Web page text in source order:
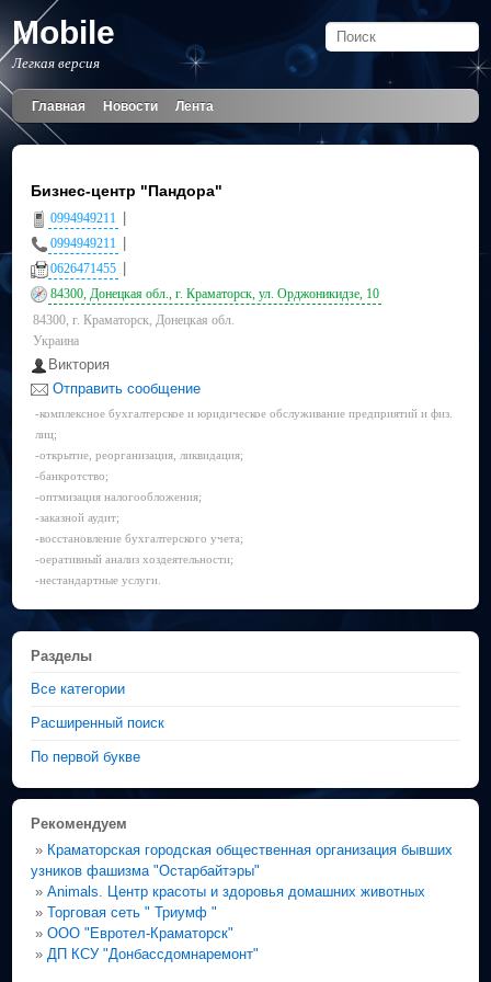
Mobile
Легкая версия
Главная Новости Лента
Бизнес-центр "Пандора"
0994949211
0994949211
0626471455
84300, Донецкая обл., г. Краматорск, ул. Орджоникидзе, 10
84300, г. Краматорск, Донецкая обл.
Украина
Виктория
Отправить сообщение
-комплексное бухгалтерское и юридическое обслуживание предприятий и физ.
лиц;
-открытие, реорганизация, ликвидация;
-банкротство;
-оптмизация налогообложения;
-заказной аудит;
-восстановление бухгалтерского учета;
-оеративный анализ хоздеятельности;
-нестандартные услуги.
Разделы
Все категории
Расширенный поиск
По первой букве
Рекомендуем
» Краматорская городская общественная организация бывших
узников фашизма "Остарбайтэры"
»Animals. Центр красоты и здоровья домашних животных
»Торговая сеть " Триумф "
»ООО "Евротел-Краматорск"
» ДП КСУ "Донбассдомнаремонт"